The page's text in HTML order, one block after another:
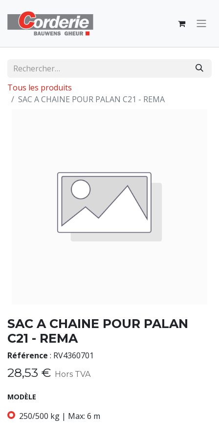
Tous les produits
SAC A CHAINE POUR PALAN C21 - REMA
SAC A CHAINE POUR PALAN
C21 - REMA
Référence : RV4360701
28,53 € Hors TVA
MODÈLE
250/500 kg | Max: 6 m